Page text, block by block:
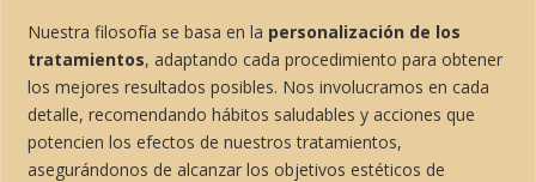
Nuestra filosofía se basa en la personalización de los
tratamientos, adaptando cada procedimiento para obtener
los mejores resultados posibles. Nos involucramos en cada
detalle, recomendando hábitos saludables y acciones que
potencien los efectos de nuestros tratamientos,
asegurándonos de alcanzar los objetivos estéticos de